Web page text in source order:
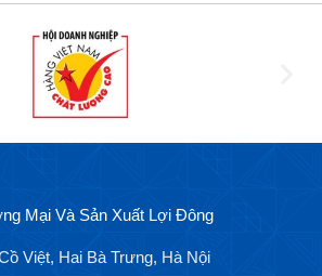
Mại Và Sản Xuất Lợi Đông
Việt, Hai Bà Trưng, Hà Nội